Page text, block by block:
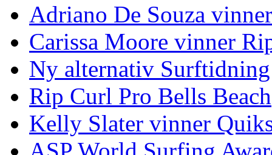
Adriano De Souza
Carissa Moore vinner
Ny alternativ Surftidning
Rip Curl Pro Bells Beach
Kelly Slater vinner